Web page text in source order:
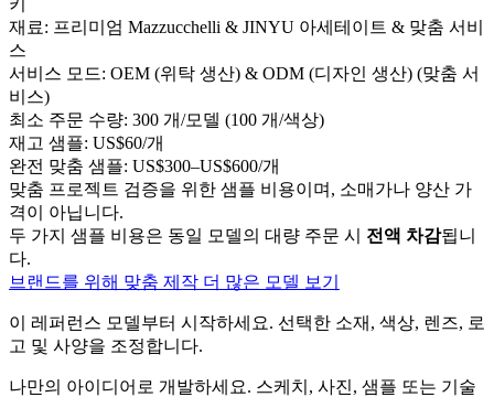
재료: 프리미엄 Mazzucchelli & JINYU 아세테이트 & 맞춤 서비
스
서비스 모드: OEM (위탁 생산) & ODM (디자인 생산) (맞춤 서
비스)
최소 주문 수량: 300 개/모델 (100 개/색상)
재고 샘플: US$60/개
완전 맞춤 샘플: US$300–US$600/개
맞춤 프로젝트 검증을 위한 샘플 비용이며, 소매가나 양산 가
격이 아닙니다.
두 가지 샘플 비용은 동일 모델의 대량 주문 시 전액 차감됩니
다.
브랜드를 위해 맞춤 제작 더 많은 모델 보기
이 레퍼런스 모델부터 시작하세요. 선택한 소재, 색상, 렌즈, 로
고 및 사양을 조정합니다.
나만의 아이디어로 개발하세요. 스케치, 사진, 샘플 또는 기술